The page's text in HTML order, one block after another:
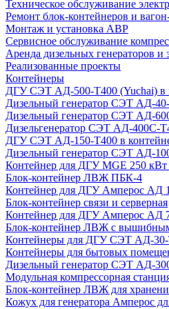
Техническое обслуживание
Ремонт блок-контейнеров и
Монтаж и установка АВР
Сервисное обслуживание
Аренда дизельных генераторов и
Реализованные проекты
Контейнеры
ДГУ СЭТ АД-500-Т400 (Yuchai) в
Дизельный генератор СЭТ АД-
Дизельный генератор СЭТ АД-
Дизельгенератор СЭТ АД-400С-
ДГУ СЭТ АД-150-Т400 в
Дизельный генератор СЭТ АД-
Контейнер для ДГУ MGE 250
Блок-контейнер ЛВЖ ПБК-4
Контейнер для ДГУ Амперос АД
Блок-контейнер связи и серверная
Контейнер для ДГУ Амперос АД
Блок-контейнер ЛВЖ с
Контейнеры для ДГУ СЭТ АД-
Контейнеры для бытовых
Дизельный генератор СЭТ АД-
Модульная компрессорная
Блок-контейнер ЛВЖ для
Кожух для генератора Амперос